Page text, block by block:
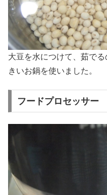
大豆を水につけて、茹で
きいお鍋を使いました。
フードプロセッサー